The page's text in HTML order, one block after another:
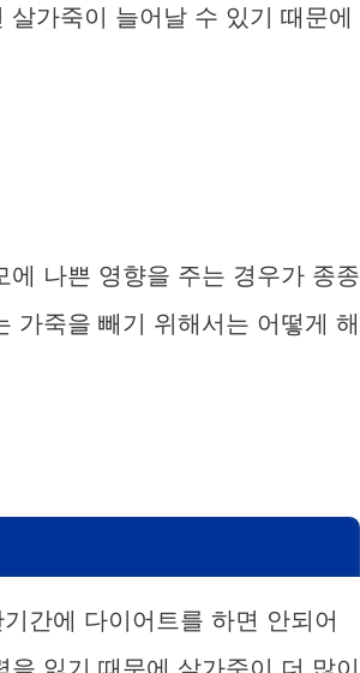
가죽이 늘어날 수 있기 때문에
나쁜 영향을 주는 경우가 종종
가죽을 빼기 위해서는 어떻게 해
간에 다이어트를 하면 안되어